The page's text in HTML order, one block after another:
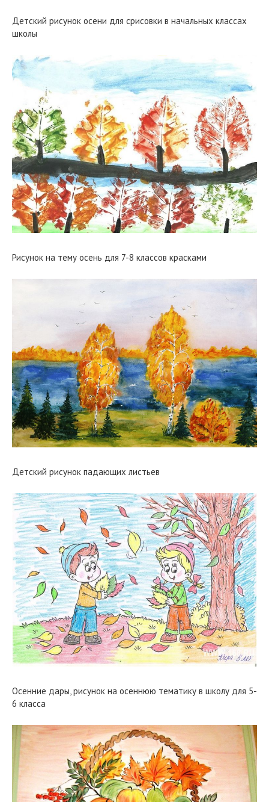
Детский рисунок осени для срисовки в начальных классах
школы
Рисунок на тему осень для 7-8 классов красками
Детский рисунок падающих листьев
Осенние дары, рисунок на осеннюю тематику в школу для 5-
6 класса